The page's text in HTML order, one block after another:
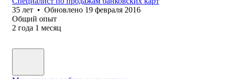
35 лет • Обновлено 19 февраля 2016
Общий опыт
2 года 1 месяц